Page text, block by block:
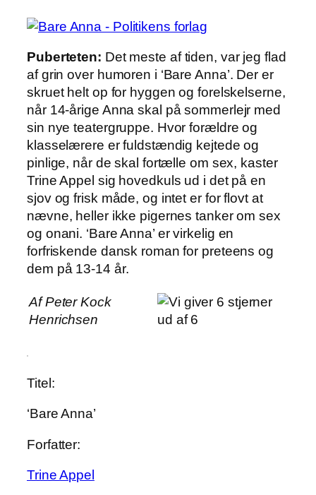
Puberteten: Det meste af tiden, var jeg flad
af grin over humoren i ‘Bare Anna’. Der er
skruet helt op for hyggen og forelskelserne,
når 14-årige Anna skal på sommerlejr med
sin nye teatergruppe. Hvor forældre og
klasselærere er fuldstændig kejtede og
pinlige, når de skal fortælle om sex, kaster
Trine Appel sig hovedkuls ud i det på en
sjov og frisk måde, og intet er for flovt at
nævne, heller ikke pigernes tanker om sex
og onani. ‘Bare Anna’ er virkelig en
forfriskende dansk roman for preteens og
dem på 13-14 år.
Af Peter Kock
Henrichsen
Titel:
‘Bare Anna’
Forfatter:
Trine Appel